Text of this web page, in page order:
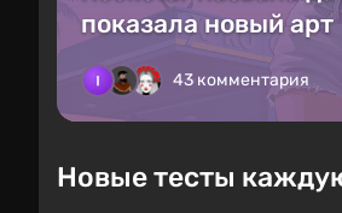
показала новый арт
43 комментария
Новые тесты